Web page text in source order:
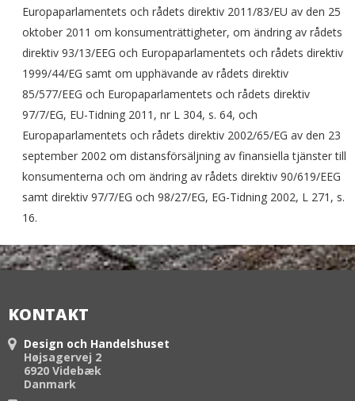
Europaparlamentets och rådets direktiv 2011/83/EU av den 25
oktober 2011 om konsumenträttigheter, om ändring av rådets
direktiv 93/13/EEG och Europaparlamentets och rådets direktiv
1999/44/EG samt om upphävande av rådets direktiv
85/577/EEG och Europaparlamentets och rådets direktiv
97/7/EG, EU-Tidning 2011, nr L 304, s. 64, och
Europaparlamentets och rådets direktiv 2002/65/EG av den 23
september 2002 om distansförsäljning av finansiella tjänster till
konsumenterna och om ändring av rådets direktiv 90/619/EEG
samt direktiv 97/7/EG och 98/27/EG, EG-Tidning 2002, L 271, s.
16.
KONTAKT
Design och Handelshuset
Højsagervej 2
6920 Videbæk
Danmark